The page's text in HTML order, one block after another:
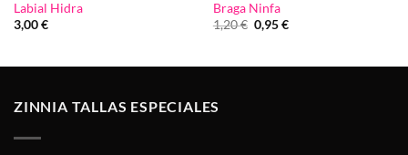
Labial Hidra
3,00€
Braga Ninfa
1,20€ El
precio
1,20 €.
0,95€El
0,95 €.
ZINNIA TALLAS ESPECIALES